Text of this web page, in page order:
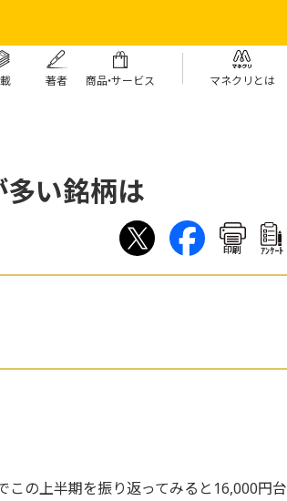
著者 商品・サービス マネクリとは
い銘柄は
印刷 ｱﾝｹｰﾄ
の上半期を振り返ってみると16,000円台